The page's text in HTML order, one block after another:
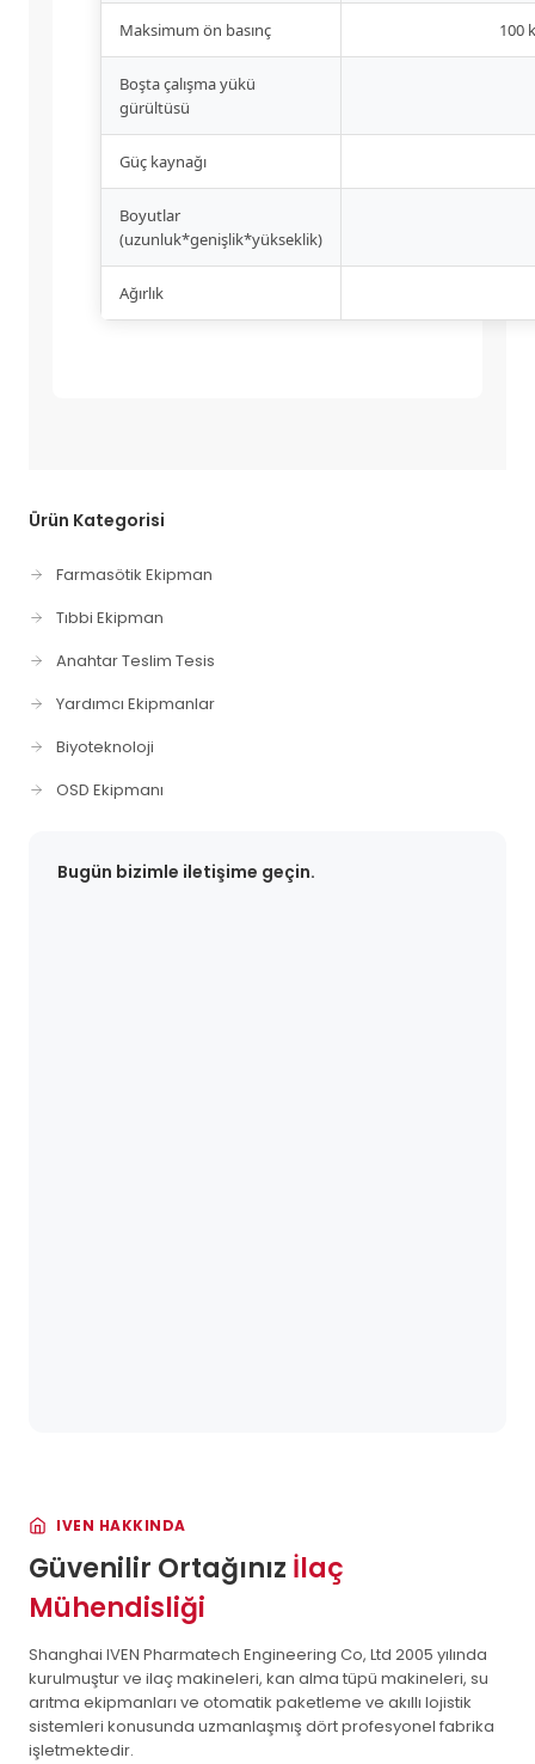
Maksimum ön basınç 100
Boşta çalışma yükü
gürültüsü
Güç kaynağı
Boyutlar
(uzunluk*genişlik*yükseklik)
Ağırlık
Ürün Kategorisi
Farmasötik Ekipman
Tıbbi Ekipman
Anahtar Teslim Tesis
Yardımcı Ekipmanlar
Biyoteknoloji
OSD Ekipmanı
Bugün bizimle iletişime geçin.
IVEN HAKKINDA
Güvenilir Ortağınız İlaç
Mühendisliği
Shanghai IVEN Pharmatech Engineering Co, Ltd 2005 yılında
kurulmuştur ve ilaç makineleri, kan alma tüpü makineleri, su
arıtma ekipmanları ve otomatik paketleme ve akıllı lojistik
sistemleri konusunda uzmanlaşmış dört profesyonel fabrika
işletmektedir.